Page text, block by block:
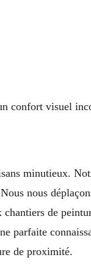
confort visuel
minutieux.
nous
de
parfaite
de proximité.